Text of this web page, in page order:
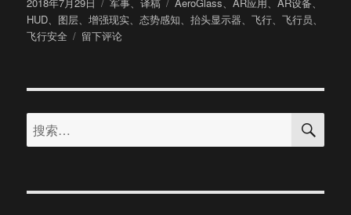
布
于
类
签
HUD、 图层、增强现实、态势感知、抬头显示器、飞行、飞行员、
飞行安全
于
用
民
增
留下评论
搜
索：
搜